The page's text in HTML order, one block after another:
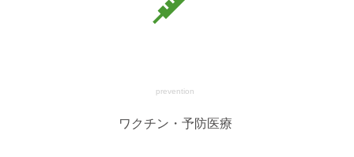
prevention
ワクチン・予防医療